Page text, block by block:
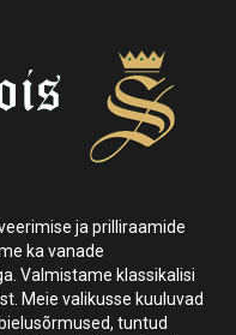
ja prilliraamide
ka vanade
Valmistame klassikalisi
Meie valikusse kuuluvad
tuntud